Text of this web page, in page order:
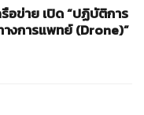
อข่าย เปิด “ปฏิบัติการ
งการแพทย์ (Drone)”